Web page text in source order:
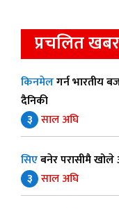
प्रचलित खबर
किनमेलगर्न भारतीय
दैनिकी
३ साल अघि
सिएबनेर परासीमै खोले
३ साल अघि